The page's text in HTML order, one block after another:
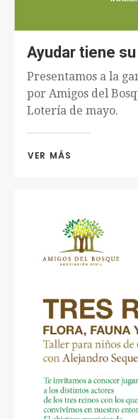
Ayudar tiene
Presentamos a la
por Amigos del
Lotería de mayo.
VER MÁS